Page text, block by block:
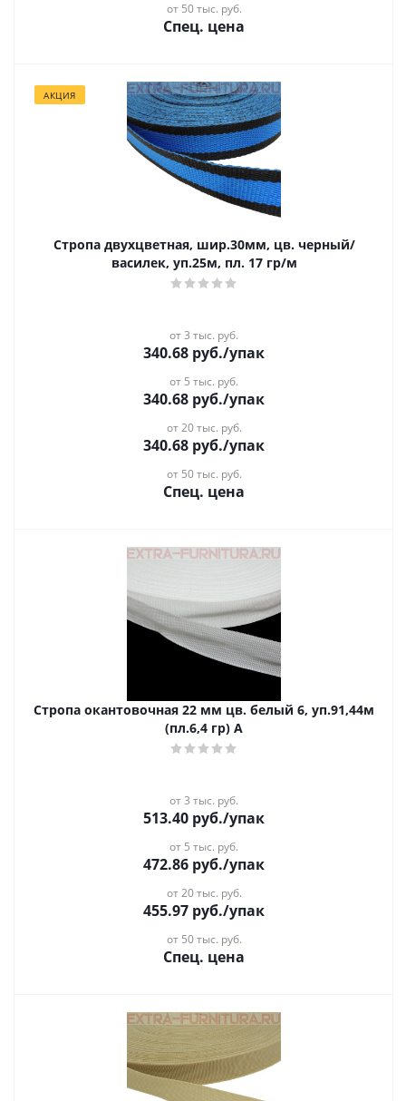
от 50 тыс. руб.
Спец. цена
АКЦИЯ
Стропа двухцветная, шир.30мм, цв. черный/
василек, уп.25м, пл. 17 гр/м
от 3 тыс. руб.
340.68 руб./упак
от 5 тыс. руб.
340.68 руб./упак
от 20 тыс. руб.
340.68 руб./упак
от 50 тыс. руб.
Спец. цена
Стропа окантовочная 22 мм цв. белый 6, уп.91,44м
(пл.6,4 гр) А
от 3 тыс. руб.
513.40 руб./упак
от 5 тыс. руб.
472.86 руб./упак
от 20 тыс. руб.
455.97 руб./упак
от 50 тыс. руб.
Спец. цена